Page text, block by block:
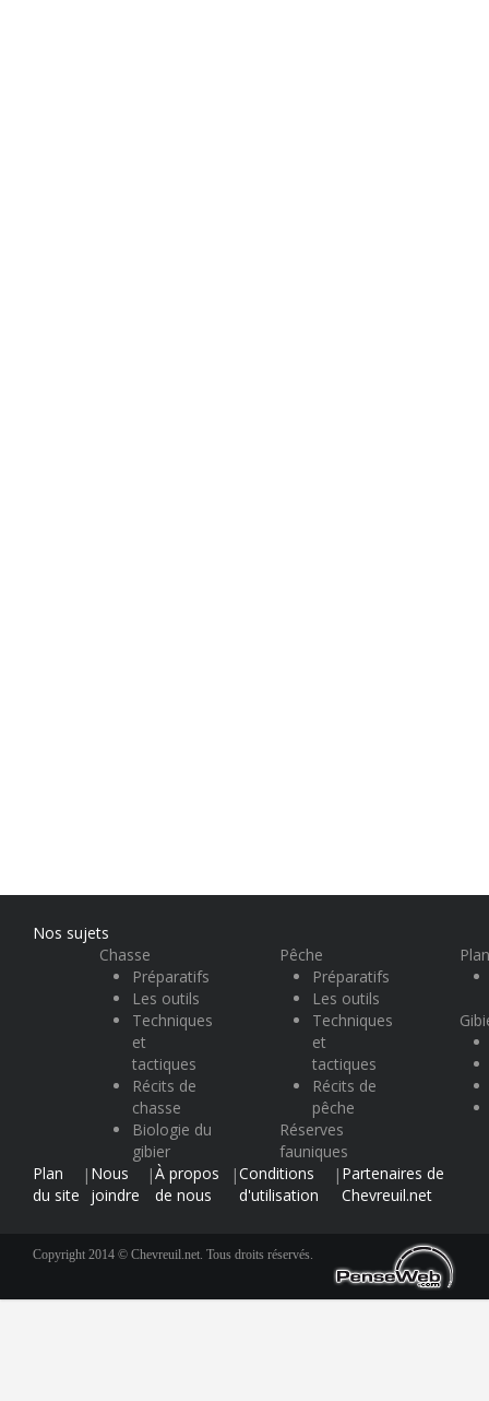
Nos sujets
Chasse
Préparatifs
Les outils
Techniques
et
tactiques
Récits de
chasse
Biologie du
gibier
Pêche
Préparatifs
Les outils
Techniques
et
tactiques
Récits de
pêche
Réserves
fauniques
Plan
du site
| Nous
joindre
|À propos
de nous
|Conditions
d'utilisation
| Partenaires de
Chevreuil.net
Copyright 2014 © Chevreuil.net. Tous droits réservés.